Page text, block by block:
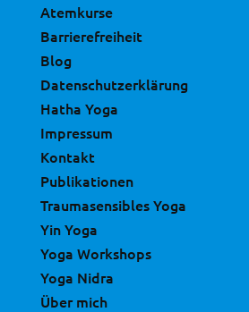
Atemkurse
Barrierefreiheit
Blog
Datenschutzerklärung
Hatha Yoga
Impressum
Kontakt
Publikationen
Traumasensibles Yoga
Yin Yoga
Yoga Workshops
Yoga Nidra
Über mich